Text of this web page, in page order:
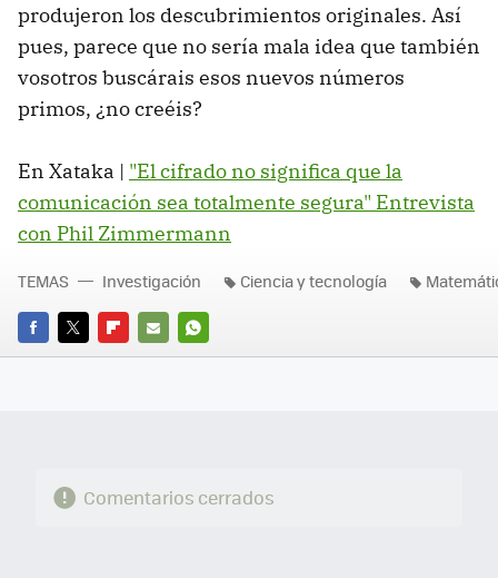
produjeron los descubrimientos originales. Así
pues, parece que no sería mala idea que también
vosotros buscárais esos nuevos números
primos, ¿no creéis?
En Xataka | "El cifrado no significa que la
comunicación sea totalmente segura" Entrevista
con Phil Zimmermann
FACEBOOK
TWITTERFLIPBOARD
E-
WHATSAPP
TEMAS Investigación Ciencia y tecnología
Comentarios cerrados